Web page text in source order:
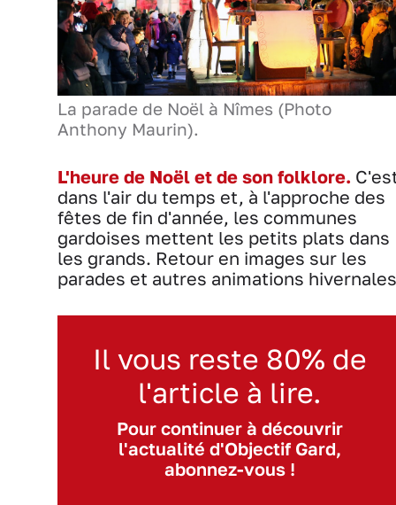
La parade de Noël à Nîmes (Photo
Anthony Maurin).
L'heure de Noël et de son folklore.
dans l'air du temps et, à l'approche des
fêtes de fin d'année, les communes
gardoises mettent les petits plats dans
les grands. Retour en images sur les
parades et autres animations
Il vous reste 80% de
l'article à lire.
Pour continuer à découvrir
l'actualité d'Objectif Gard,
abonnez-vous !